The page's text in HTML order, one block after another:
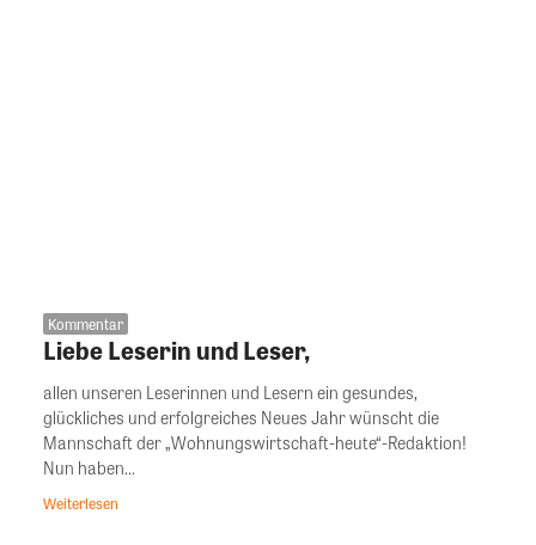
Kommentar
Liebe Leserin und Leser,
allen unseren Leserinnen und Lesern ein gesundes,
glückliches und erfolgreiches Neues Jahr wünscht die
Mannschaft der „Wohnungswirtschaft-heute“-Redaktion!
Nun haben...
Weiterlesen